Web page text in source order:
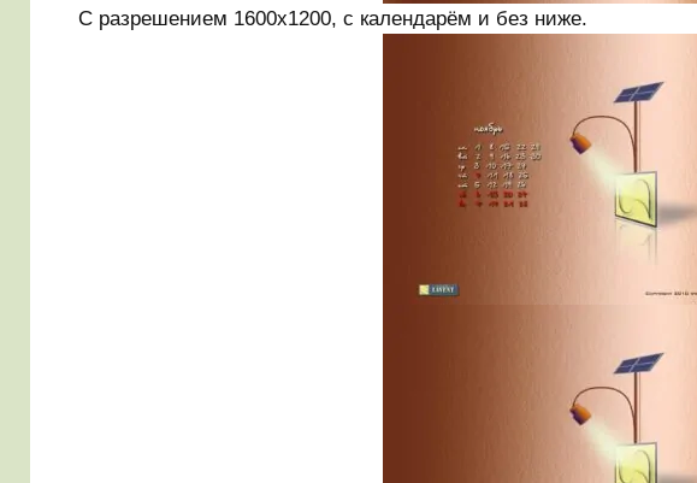
С разрешением 1600х1200, с календарём и без ниже.